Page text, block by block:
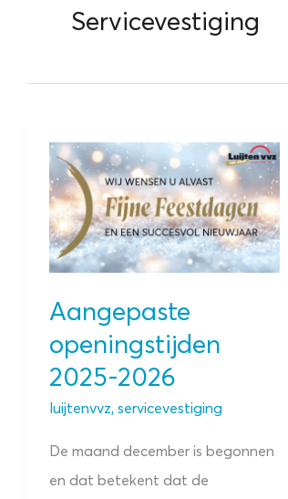
Servicevestiging
Aangepaste
openingstijden
2025-2026
luijtenvvz, servicevestiging
De maand december is begonnen
en dat betekent dat de